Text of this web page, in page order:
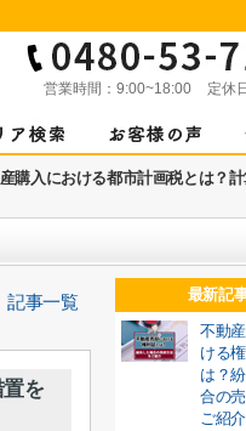
営業時間： 9:00~18:00 定休
購入における都市計画税とは？
記事一覧
を
最新記
不動
ける
は？
合の
ご紹介